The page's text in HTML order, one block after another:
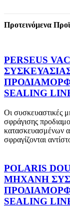
Προτεινόμενα
PERSEUS
SEALING
Οι συσκευαστικές
σφράγισης
κατασκευασμένων
σφραγίζονται
POLARIS
ΜΗΧΑΝΗ
SEALING